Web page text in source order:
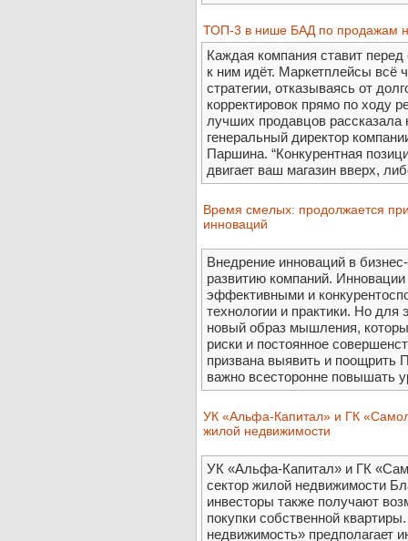
ТОП-3 в нише БАД по продажам
Каждая компания ставит
к ним идёт. Маркетплейсы всё
стратегии, отказываясь от
корректировок прямо по ходу
лучших продавцов рассказала
генеральный директор
Паршина. “Конкурентная
двигает ваш магазин вверх,
Время смелых: продолжается
инноваций
Внедрение инноваций в
развитию компаний.
эффективными и
технологии и практики. Но для
новый образ мышления,
риски и постоянное
призвана выявить и
важно всесторонне повышать
УК «Альфа-Капитал» и ГК
жилой недвижимости
УК «Альфа-Капитал» и ГК
сектор жилой недвижимости
инвесторы также получают
покупки собственной
недвижимость» предполагает